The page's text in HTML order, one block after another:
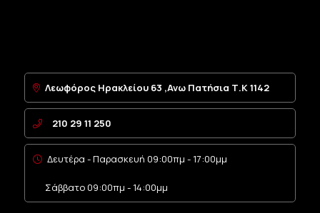
Λεωφόρος Ηρακλείου 63 ,Ανω Πατήσια Τ.Κ 1142
210 29 11 250
Δευτέρα - Παρασκευή 09:00πμ - 17:00μμ
Σάββατο 09:00πμ - 14:00μμ